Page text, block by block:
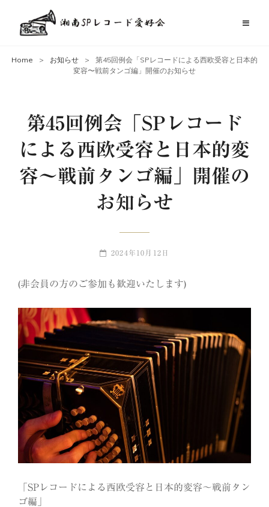
Home > お知らせ >
第45回例会「SPレコードによる西欧受容と日本的
変容〜戦前タンゴ編」開催のお知らせ
第45回例会「SPレコード
による西欧受容と日本的変
容〜戦前タンゴ編」開催の
お知らせ
POSTED-
2024年10月12日
(非会員の方のご参加も歓迎いたします)
「SPレコードによる西欧受容と日本的変容〜戦前タン
ゴ編」